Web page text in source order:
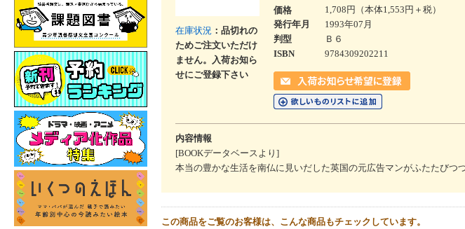
在庫状況 ：品切れの
ためご注文いただけ
ません。入荷お知ら
せにご登録下さい
価格
1,708円（本体1,553円＋税）
発行年月
1993年07月
判型
Ｂ６
ISBN
9784309202211
内容情報
[BOOKデータベースより]
本当の豊かな生活を南仏に見いだした英国の元広告マンがふたたびつ
この商品をご覧のお客様は、こんな商品もチェックしています。